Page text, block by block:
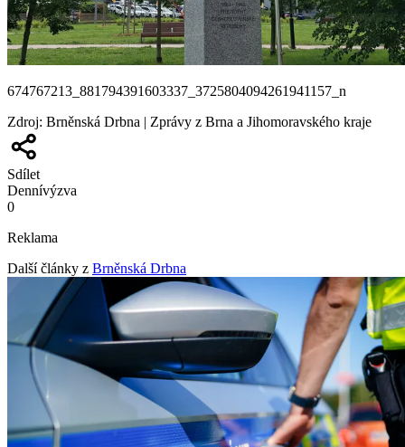
674767213_881794391603337_3725804094261941157_n
Zdroj: Brněnská Drbna | Zprávy z Brna a Jihomoravského kraje
Sdílet
Dennívýzva
0
Reklama
Další články z Brněnská Drbna